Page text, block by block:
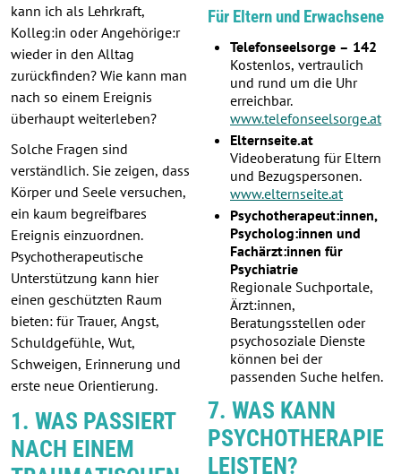
kann ich als Lehrkraft,
Kolleg:in oder Angehörige:r
wieder in den Alltag
zurückfinden? Wie kann man
nach so einem Ereignis
überhaupt weiterleben?
Solche Fragen sind
verständlich. Sie zeigen, dass
Körper und Seele versuchen,
ein kaum begreifbares
Ereignis einzuordnen.
Psychotherapeutische
Unterstützung kann hier
einen geschützten Raum
bieten: für Trauer, Angst,
Schuldgefühle, Wut,
Schweigen, Erinnerung und
erste neue Orientierung.
1. WAS PASSIERT
NACH EINEM
Für Eltern und Erwachsene
Telefonseelsorge – 142
Kostenlos, vertraulich
und rund um die Uhr
erreichbar.
www.telefonseelsorge.at
Elternseite.at
Videoberatung für Eltern
und Bezugspersonen.
www.elternseite.at
Psychotherapeut:innen,
Psycholog:innen und
Fachärzt:innen für
Psychiatrie
Regionale Suchportale,
Ärzt:innen,
Beratungsstellen oder
psychosoziale Dienste
können bei der
passenden Suche helfen.
7. WAS KANN
PSYCHOTHERAPIE
LEISTEN?